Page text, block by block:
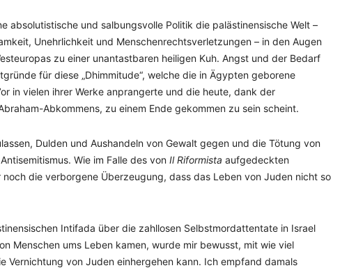
absolutistische und salbungsvolle Politik die palästinensische Welt –
Unehrlichkeit und Menschenrechtsverletzungen – in den Augen
zu einer unantastbaren heiligen Kuh. Angst und der Bedarf
für diese „Dhimmitude“, welche die in Ägypten geborene
in vielen ihrer Werke anprangerte und die heute, dank der
Abkommens, zu einem Ende gekommen zu sein scheint.
Dulden und Aushandeln von Gewalt gegen und die Tötung von
Wie im Falle des von Il Riformista aufgedeckten
die verborgene Überzeugung, dass das Leben von Juden nicht so
Intifada über die zahllosen Selbstmordattentate in Israel
Menschen ums Leben kamen, wurde mir bewusst, mit wie viel
Vernichtung von Juden einhergehen kann. Ich empfand damals